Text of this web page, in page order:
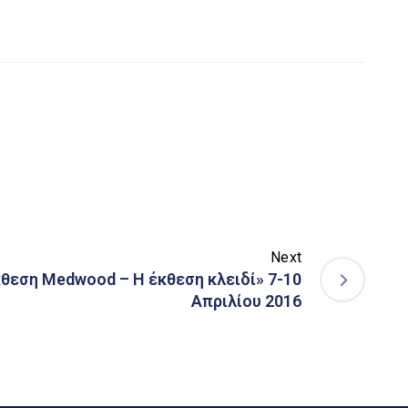
Next
Medwood – Η έκθεση κλειδί» 7-10
Απριλίου 2016